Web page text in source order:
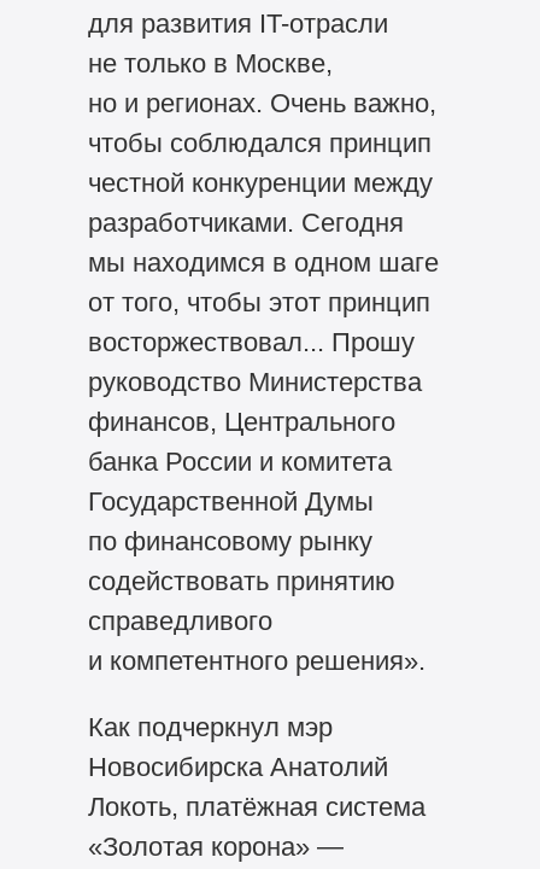
для развития IT-отрасли
не только в Москве,
но и регионах. Очень важно,
чтобы соблюдался принцип
честной конкуренции между
разработчиками. Сегодня
мы находимся в одном шаге
от того, чтобы этот принцип
восторжествовал... Прошу
руководство Министерства
финансов, Центрального
банка России и комитета
Государственной Думы
по финансовому рынку
содействовать принятию
справедливого
и компетентного решения».
Как подчеркнул мэр
Новосибирска Анатолий
Локоть, платёжная система
«Золотая корона» —